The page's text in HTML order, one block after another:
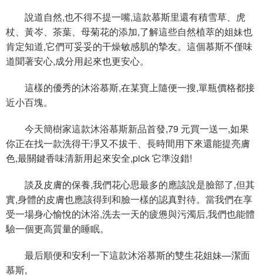
說道自然,也不得不提一嘴,這款慕斯里還有積雪草、虎
杖、黃岑、茶葉、母菊花的添加,了解這些自然植萃的姐妹也
肯定知道,它們可妥妥的干燥敏感肌的摯友。這個慕斯不僅味
道聞著安心,成分用起來也更安心。
這樣的優秀的沐浴慕斯,在某寶上隨便一搜,單瓶價格都接
近小百塊。
今天簡樹家這款沐浴慕斯新品首發,79 元買一送一,如果
你正在找一款洗得干凈又不拔干、長時間用下來還能提亮膚
色,最關鍵香味清新用起來安全,pick 它準沒錯!
談及皮膚的保養,我們花心思最多的應該說是臉部了,但其
實,身體的皮膚也應該得到和臉一樣的認真對待。當我們在享
受一場身心愉悅的沐浴,洗去一天的疲憊與污濁后,我們也能體
驗一個更高質量的睡眠。
最后順便和安利一下這款沐浴慕斯的雙生花姐妹—潔面
慕斯,